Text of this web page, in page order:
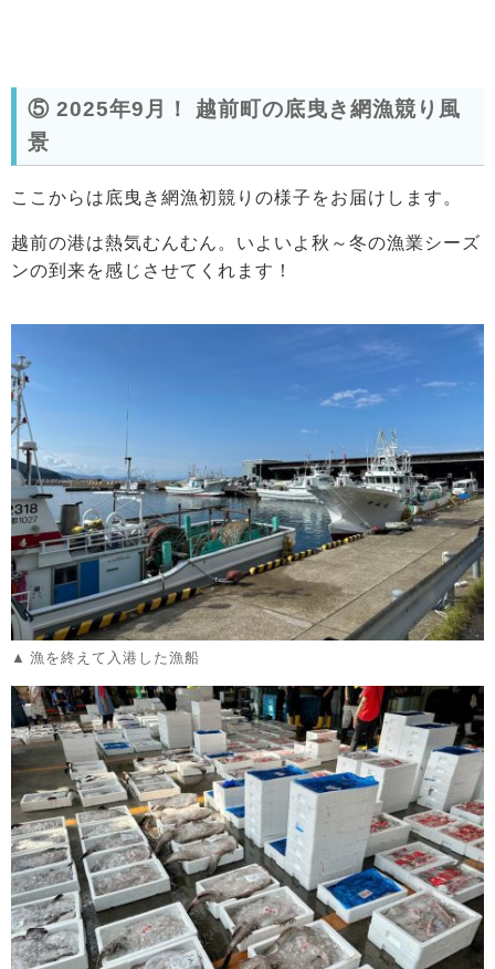
⑤ 2025年9月！ 越前町の底曳き網漁競り風
景
ここからは底曳き網漁初競りの様子をお届けします。
越前の港は熱気むんむん。いよいよ秋～冬の漁業シーズ
ンの到来を感じさせてくれます！
漁を終えて入港した漁船